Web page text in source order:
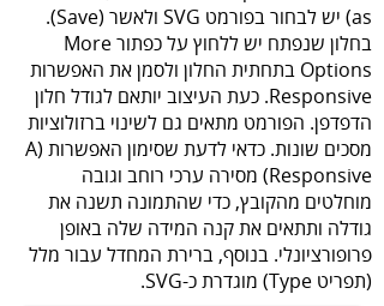
as) יש לבחור בפורמט SVG ולאשר (Save).
בחלון שנפתח יש ללחוץ על כפתור More
Options בתחתית החלון ולסמן את האפשרות
Responsive. כעת העיצוב יותאם לגודל חלון
הדפדפן. הפורמט מתאים גם לשינוי ברזולוציות
מסכים שונות. כדאי לדעת שסימון האפשרות A)
Responsive) מסירה ערכי רוחב וגובה
מוחלטים מהקובץ, כדי שהתמונה תשנה את
גודלה ותתאים את קנה המידה שלה באופן
פרופורציונלי. בנוסף, ברירת המחדל עבור מלל
(תפריט Type) מוגדרת כ-SVG.